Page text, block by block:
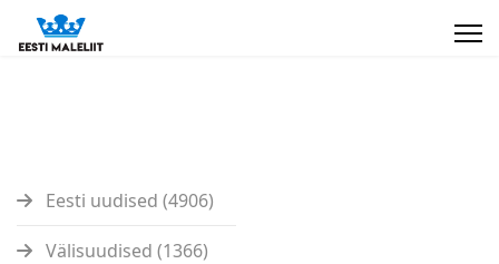
Eesti uudised (4906)
Välisuudised (1366)